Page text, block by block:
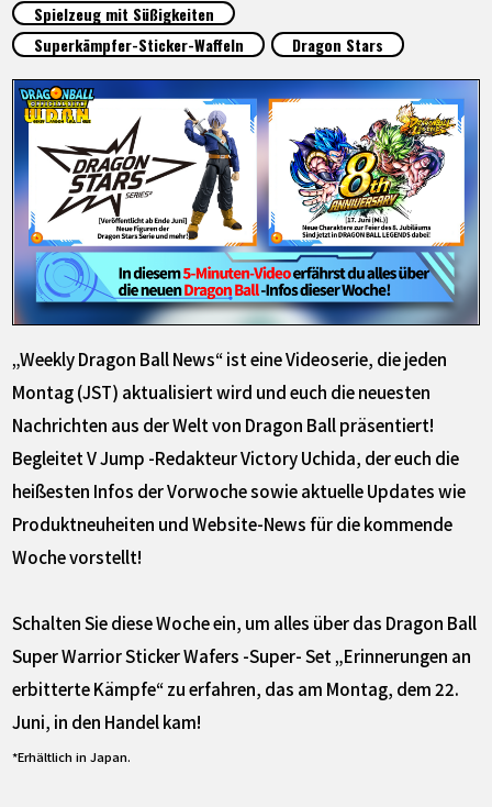
LANGUAGE
JP
EN FR DE ES
Spielzeug mit Süßigkeiten
Superkämpfer-Sticker-Waffeln
Dragon Stars
„Weekly Dragon Ball News“ ist eine Videoserie, die jeden
Montag (JST) aktualisiert wird und euch die neuesten
Nachrichten aus der Welt von Dragon Ball präsentiert!
Begleitet V Jump -Redakteur Victory Uchida, der euch die
heißesten Infos der Vorwoche sowie aktuelle Updates wie
Produktneuheiten und Website-News für die kommende
Woche vorstellt!
Schalten Sie diese Woche ein, um alles über das Dragon Ball
Super Warrior Sticker Wafers -Super- Set „Erinnerungen an
erbitterte Kämpfe“ zu erfahren, das am Montag, dem 22.
Juni, in den Handel kam!
*Erhältlich in Japan.